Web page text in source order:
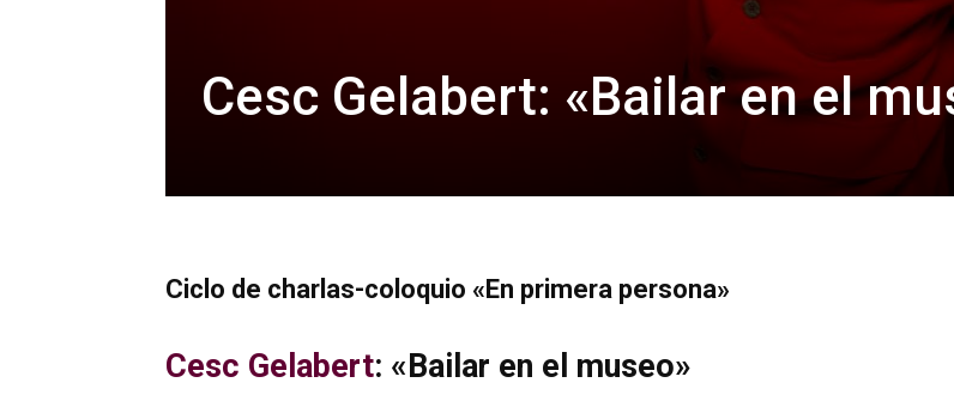
Cesc Gelabert: «Bailar en el
Ciclo de charlas-coloquio «En primera persona»
Cesc Gelabert: «Bailar en el museo»